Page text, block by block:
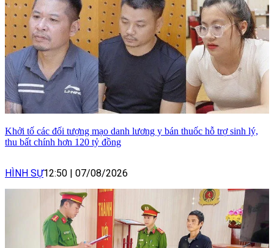
Khởi tố các đối tượng mạo danh lương y bán thuốc hỗ trợ sinh lý,
thu bất chính hơn 120 tỷ đồng
HÌNH SỰ12:50 07/08/2026